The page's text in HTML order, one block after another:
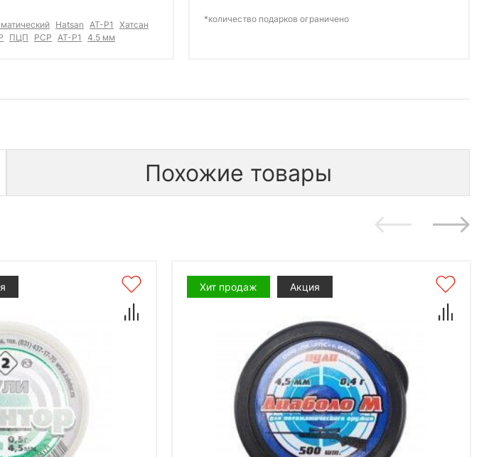
Hatsan AT-P1
Хатсан
ПЦП PCP АТ-Р1 4.5 мм
*количество подарков ограничено
Похожие товары
Хит продаж Акция